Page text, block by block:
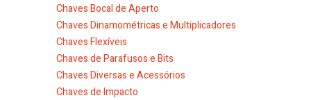
Chaves Bocal de Aperto
Chaves Dinamométricas e Multiplicadores
Chaves Flexíveis
Chaves de Parafusos e Bits
Chaves Diversas e Acessórios
Chaves de Impacto